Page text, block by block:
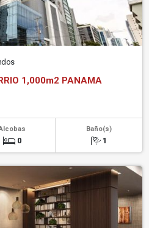
1,000m2 PANAMA
0
Baño(s)
1